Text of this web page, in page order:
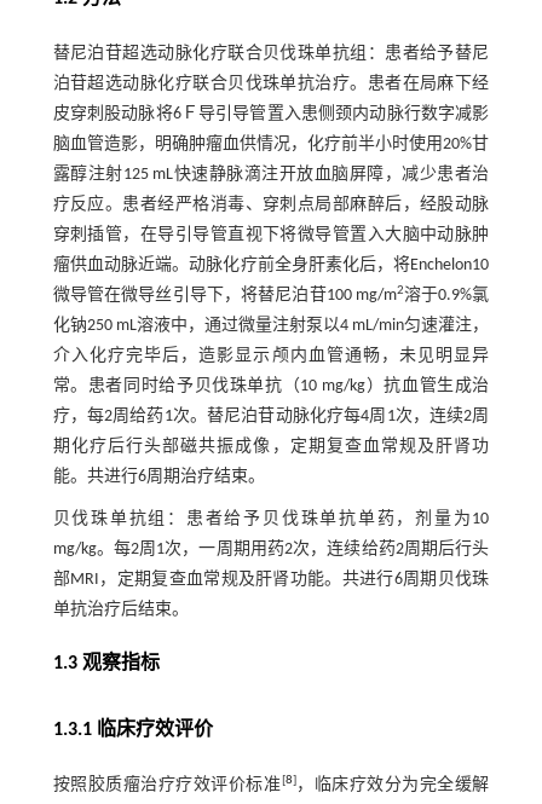
替尼泊苷超选动脉化疗联合贝伐珠单抗组：患者给予替尼
泊苷超选动脉化疗联合贝伐珠单抗治疗。患者在局麻下经
皮穿刺股动脉将6Ｆ导引导管置入患侧颈内动脉行数字减影
脑血管造影，明确肿瘤血供情况，化疗前半小时使用20%甘
露醇注射125 mL快速静脉滴注开放血脑屏障，减少患者治
疗反应。患者经严格消毒、穿刺点局部麻醉后，经股动脉
穿刺插管，在导引导管直视下将微导管置入大脑中动脉肿
瘤供血动脉近端。动脉化疗前全身肝素化后，将Enchelon10
微导管在微导丝引导下，将替尼泊苷100 mg/m2溶于0.9%氯
化钠250 mL溶液中，通过微量注射泵以4 mL/min匀速灌注，
介入化疗完毕后，造影显示颅内血管通畅，未见明显异
常。患者同时给予贝伐珠单抗（10 mg/kg）抗血管生成治
疗，每2周给药1次。替尼泊苷动脉化疗每4周1次，连续2周
期化疗后行头部磁共振成像，定期复查血常规及肝肾功
能。共进行6周期治疗结束。
贝伐珠单抗组：患者给予贝伐珠单抗单药，剂量为10
mg/kg。每2周1次，一周期用药2次，连续给药2周期后行头
部MRI，定期复查血常规及肝肾功能。共进行6周期贝伐珠
单抗治疗后结束。
1.3 观察指标
1.3.1 临床疗效评价
按照胶质瘤治疗疗效评价标准 [8]，临床疗效分为完全缓解